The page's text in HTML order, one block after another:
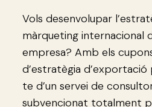
Vols desenvolupar
màrqueting internacional
empresa? Amb els
d’estratègia
te d’un servei de
subvencionat totalment